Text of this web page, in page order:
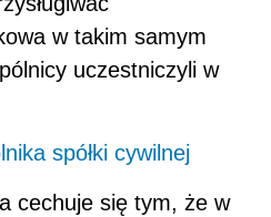
w takim samym
uczestniczyli w
spółki cywilnej
cechuje się tym, że w